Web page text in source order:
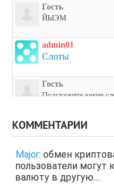
Гость
ЙЫЭМ
admin01
Слоты
Гость
Подскажите какие
Гость
Гость
мЛЙК
КОММЕНТАРИИ
Major: обмен
пользователи
валюту в другую....